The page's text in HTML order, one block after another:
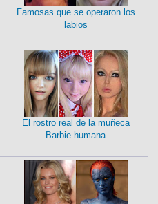
Famosas que se operaron los
labios
El rostro real de la muñeca
Barbie humana